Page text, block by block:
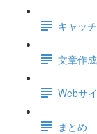
キャッ
文章作成
Webサ
まとめ